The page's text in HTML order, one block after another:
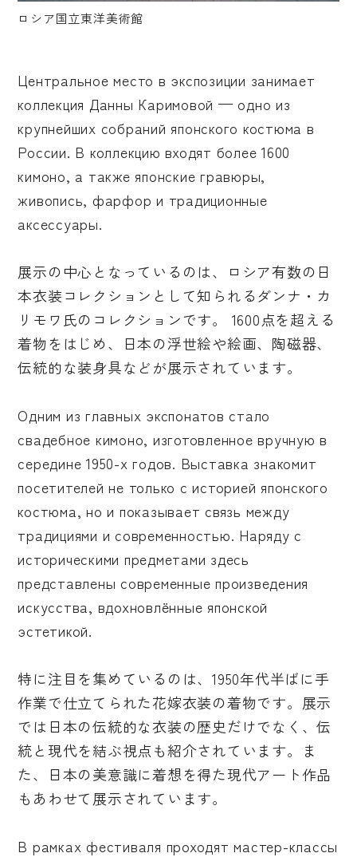
ロシア国立東洋美術館
Центральное место в экспозиции занимает
коллекция Данны Каримовой — одно из
крупнейших собраний японского костюма в
России. В коллекцию входят более 1600
кимоно, а также японские гравюры,
живопись, фарфор и традиционные
аксессуары.
展示の中心となっているのは、ロシア有数の日
本衣装コレクションとして知られるダンナ・カ
リモワ氏のコレクションです。 1600点を超える
着物をはじめ、日本の浮世絵や絵画、陶磁器、
伝統的な装身具などが展示されています。
Одним из главных экспонатов стало
свадебное кимоно, изготовленное вручную в
середине 1950-х годов. Выставка знакомит
посетителей не только с историей японского
костюма, но и показывает связь между
традициями и современностью. Наряду с
историческими предметами здесь
представлены современные произведения
искусства, вдохновлённые японской
эстетикой.
特に注目を集めているのは、1950年代半ばに手
作業で仕立てられた花嫁衣装の着物です。展示
では日本の伝統的な衣装の歴史だけでなく、伝
統と現代を結ぶ視点も紹介されています。ま
た、日本の美意識に着想を得た現代アート作品
もあわせて展示されています。
В рамках фестиваля проходят мастер-классы